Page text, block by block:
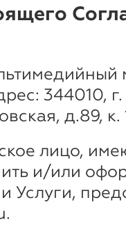
344010,
д.89, к.
лицо,
и/или
Услуги,